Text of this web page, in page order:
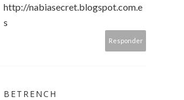
http://nabiasecret.blogspot.com.e
s
Responder
BETRENCH